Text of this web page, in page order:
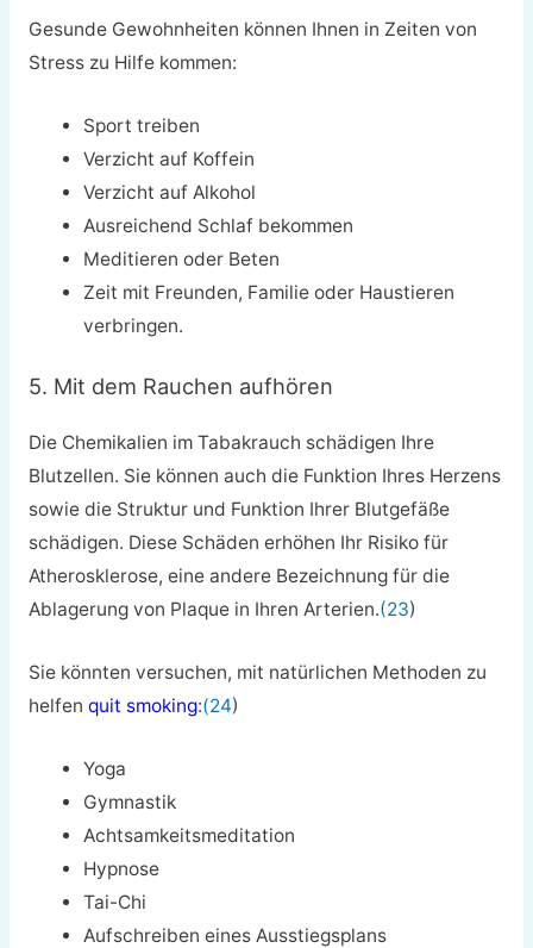
Gesunde Gewohnheiten können Ihnen in Zeiten von
Stress zu Hilfe kommen:
Sport treiben
Verzicht auf Koffein
Verzicht auf Alkohol
Ausreichend Schlaf bekommen
Meditieren oder Beten
Zeit mit Freunden, Familie oder Haustieren
verbringen.
5. Mit dem Rauchen aufhören
Die Chemikalien im Tabakrauch schädigen Ihre
Blutzellen. Sie können auch die Funktion Ihres Herzens
sowie die Struktur und Funktion Ihrer Blutgefäße
schädigen. Diese Schäden erhöhen Ihr Risiko für
Atherosklerose, eine andere Bezeichnung für die
Ablagerung von Plaque in Ihren Arterien.(23)
Sie könnten versuchen, mit natürlichen Methoden zu
helfen quit smoking:(24)
Yoga
Gymnastik
Achtsamkeitsmeditation
Hypnose
Tai-Chi
Aufschreiben eines Ausstiegsplans